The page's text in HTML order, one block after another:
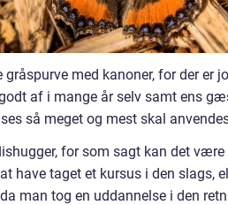
med kanoner, for der er
af i mange år selv samt ens
så meget og mest skal
for som sagt kan det
have taget et kursus i den slags,
man tog en uddannelse i den